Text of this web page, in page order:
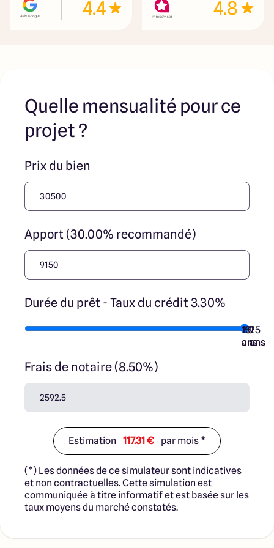
4.4 4.8
Quelle mensualité pour ce
projet ?
Prix du bien
Apport (30.00% recommandé)
Durée du prêt - Taux du crédit 3.30%
7
ans
10
ans
15
ans
20
ans
25
ans
Frais de notaire (8.50%)
Estimation 117.31 € par mois *
(*) Les données de ce simulateur sont indicatives
et non contractuelles. Cette simulation est
communiquée à titre informatif et est basée sur les
taux moyens du marché constatés.